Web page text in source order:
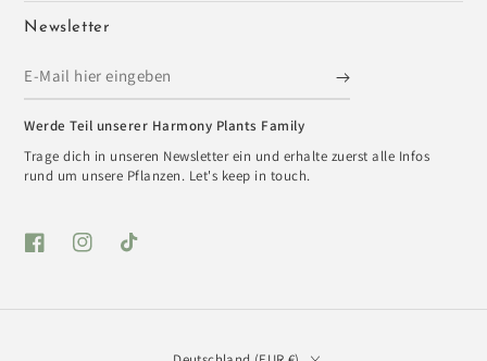
Newsletter
E-
Mail
hier
eingeben
Werde Teil unserer Harmony Plants Family
Trage dich in unseren Newsletter ein und erhalte zuerst alle Infos
rund um unsere Pflanzen. Let's keep in touch.
FacebookInstagramTikTok